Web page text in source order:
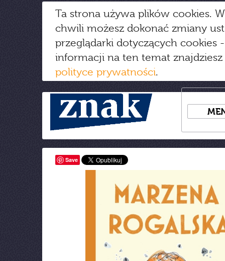
Ta strona używa plików cookies.
chwili możesz dokonać zmiany
przeglądarki dotyczących cookies
informacji na ten temat
polityce prywatności.
Save